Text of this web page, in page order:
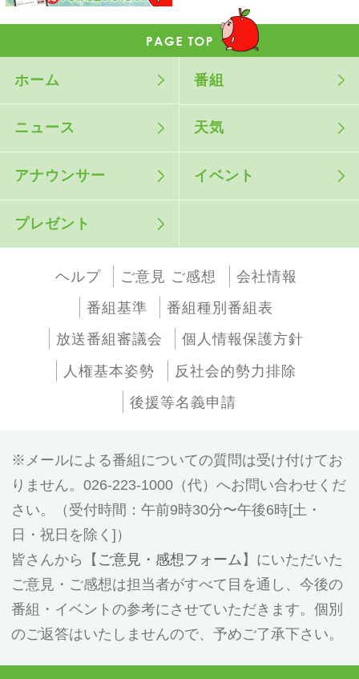
ホーム 番組
ニュース 天気
アナウンサー イベント
プレゼント
ヘルプ ご意見 ご感想
会社情報
番組基準
番組種別番組表
放送番組審議会
個人情報保護方針
人権基本姿勢
反社会的勢力排除
後援等名義申請
メールによる番組についての質問は受け付けてお
りません。026-223-1000（代）へお問い合わせくだ
さい。（受付時間：午前9時30分〜午後6時[土・
日・祝日を除く]）
皆さんから【 ご意見・感想フォーム 】にいただいた
ご意見・ご感想は担当者がすべて目を通し、今後の
番組・イベントの参考にさせていただきます。個別
のご返答はいたしませんので、予めご了承下さい。